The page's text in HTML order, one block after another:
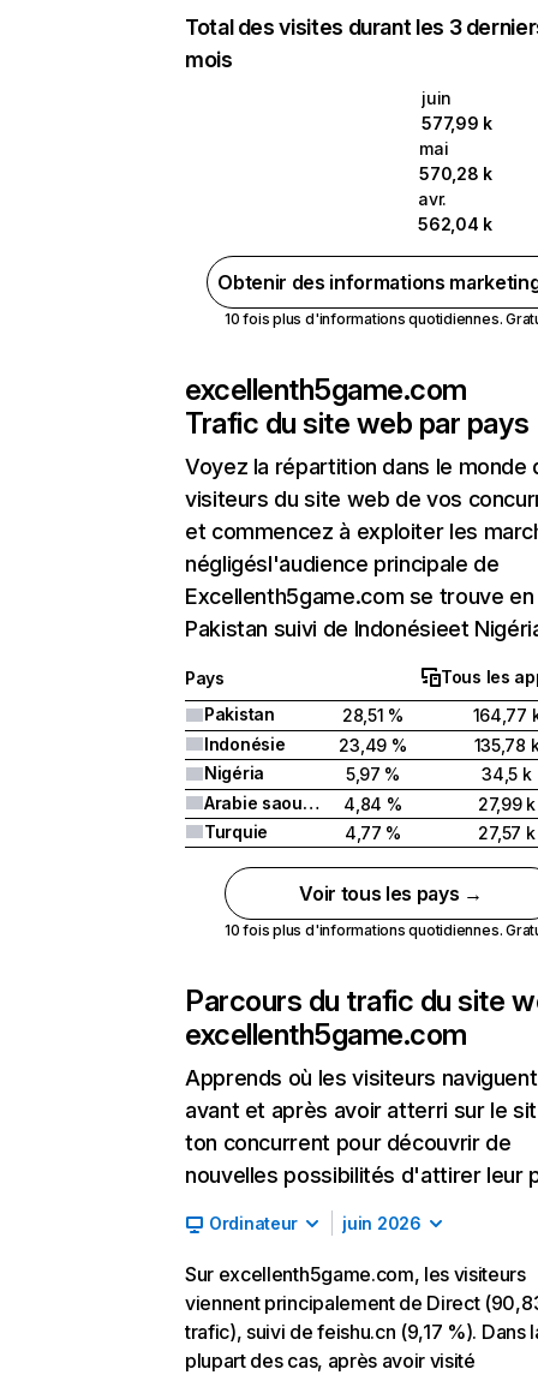
Total des visites durant les 3
mois
juin
577,99 k
mai
570,28 k
avr.
562,04 k
Obtenir des informations
10 fois plus d'informations quotidiennes.
excellenth5game.com
Trafic du site web par pays
Voyez la répartition dans le monde
visiteurs du site web de vos
et commencez à exploiter les
négligésl'audience principale de
Excellenth5game.com se trouve en
Pakistan suivi de Indonésieet
Pays
Tous les
Pakistan
28,51 %
164,77
Indonésie
23,49 %
135,78
Nigéria
5,97 %
34,5 k
Arabie saoudite
4,84 %
27,99 k
Turquie
4,77 % 27,57 k
Voir tous les pays →
10 fois plus d'informations quotidiennes.
Parcours du trafic du site
excellenth5game.com
Apprends où les visiteurs naviguent
avant et après avoir atterri sur le
ton concurrent pour découvrir de
nouvelles possibilités d'attirer leur
Ordinateur juin 2026
Sur excellenth5game.com, les visiteurs
viennent principalement de Direct
trafic), suivi de feishu.cn (9,17 %). Dans
plupart des cas, après avoir visité